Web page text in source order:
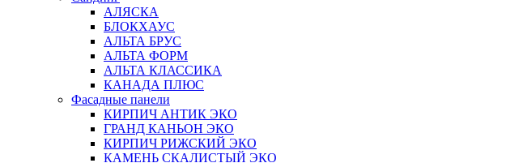
АЛЯСКА
БЛОКХАУС
АЛЬТА БРУС
АЛЬТА ФОРМ
АЛЬТА КЛАССИКА
КАНАДА ПЛЮС
Фасадные панели
КИРПИЧ АНТИК ЭКО
ГРАНД КАНЬОН ЭКО
КИРПИЧ РИЖСКИЙ ЭКО
КАМЕНЬ СКАЛИСТЫЙ ЭКО